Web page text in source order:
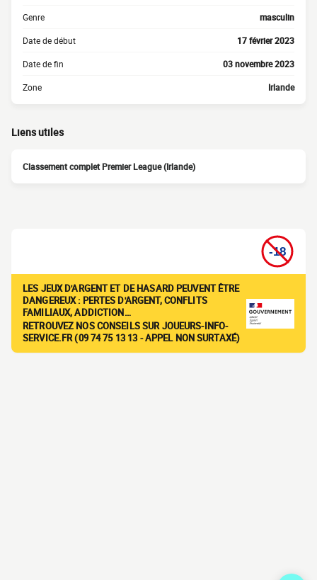
Genre masculin
Date de début 17 février 2023
Date de fin 03 novembre 2023
Zone Irlande
Liens utiles
Classement complet Premier League (Irlande)
LES JEUX D'ARGENT ET DE HASARD PEUVENT ÊTRE
DANGEREUX : PERTES D'ARGENT, CONFLITS
FAMILIAUX, ADDICTION…
RETROUVEZ NOS CONSEILS SUR JOUEURS-INFO-
SERVICE.FR (09 74 75 13 13 - APPEL NON SURTAXÉ)